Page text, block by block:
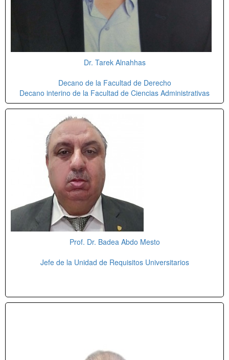
Dr. Tarek Alnahhas
Decano de la Facultad de Derecho
Decano interino de la Facultad de Ciencias Administrativas
Prof. Dr. Badea Abdo Mesto
Jefe de la Unidad de Requisitos Universitarios